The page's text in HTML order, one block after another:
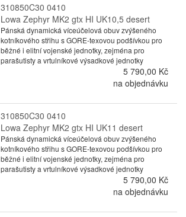
310850C30 0410
Lowa Zephyr MK2 gtx HI UK10,5 desert
Pánská dynamická víceúčelová obuv zvýšeného
kotníkového střihu s GORE-texovou podšívkou pro
běžné i elitní vojenské jednotky, zejména pro
parašutisty a vrtulníkové výsadkové jednotky
5 790,00 Kč
na objednávku
310850C30 0410
Lowa Zephyr MK2 gtx HI UK11 desert
Pánská dynamická víceúčelová obuv zvýšeného
kotníkového střihu s GORE-texovou podšívkou pro
běžné i elitní vojenské jednotky, zejména pro
parašutisty a vrtulníkové výsadkové jednotky
5 790,00 Kč
na objednávku